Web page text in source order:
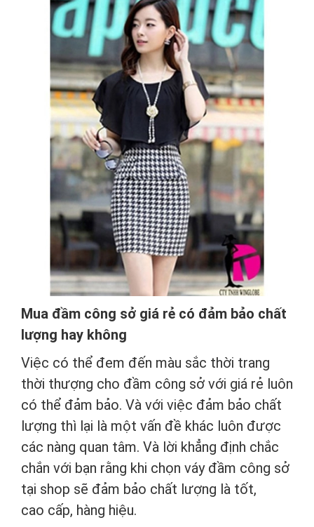
Mua đầm công sở giá rẻ có đảm bảo chất
lượng hay không
Việc có thể đem đến màu sắc thời trang
thời thượng cho đầm công sở với giá rẻ luôn
có thể đảm bảo. Và với việc đảm bảo chất
lượng thì lại là một vấn đề khác luôn được
các nàng quan tâm. Và lời khẳng định chắc
chắn với bạn rằng khi chọn váy đầm công sở
tại shop sẽ đảm bảo chất lượng là tốt,
cao cấp, hàng hiệu.